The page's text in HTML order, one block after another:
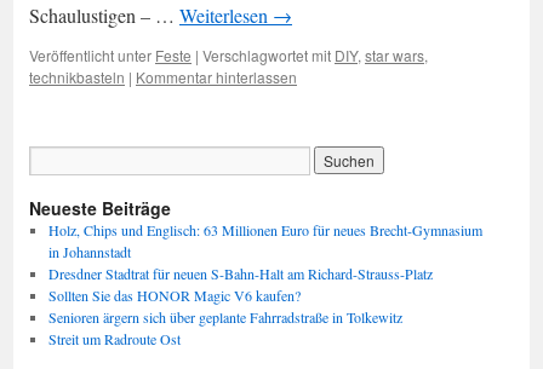
Schaulustigen – … Weiterlesen →
Veröffentlicht unter Feste | Verschlagwortet mit DIY, star wars,
technikbasteln | Kommentar hinterlassen
Neueste Beiträge
Holz, Chips und Englisch: 63 Millionen Euro für neues Brecht-Gymnasium
in Johannstadt
Dresdner Stadtrat für neuen S-Bahn-Halt am Richard-Strauss-Platz
Sollten Sie das HONOR Magic V6 kaufen?
Senioren ärgern sich über geplante Fahrradstraße in Tolkewitz
Streit um Radroute Ost